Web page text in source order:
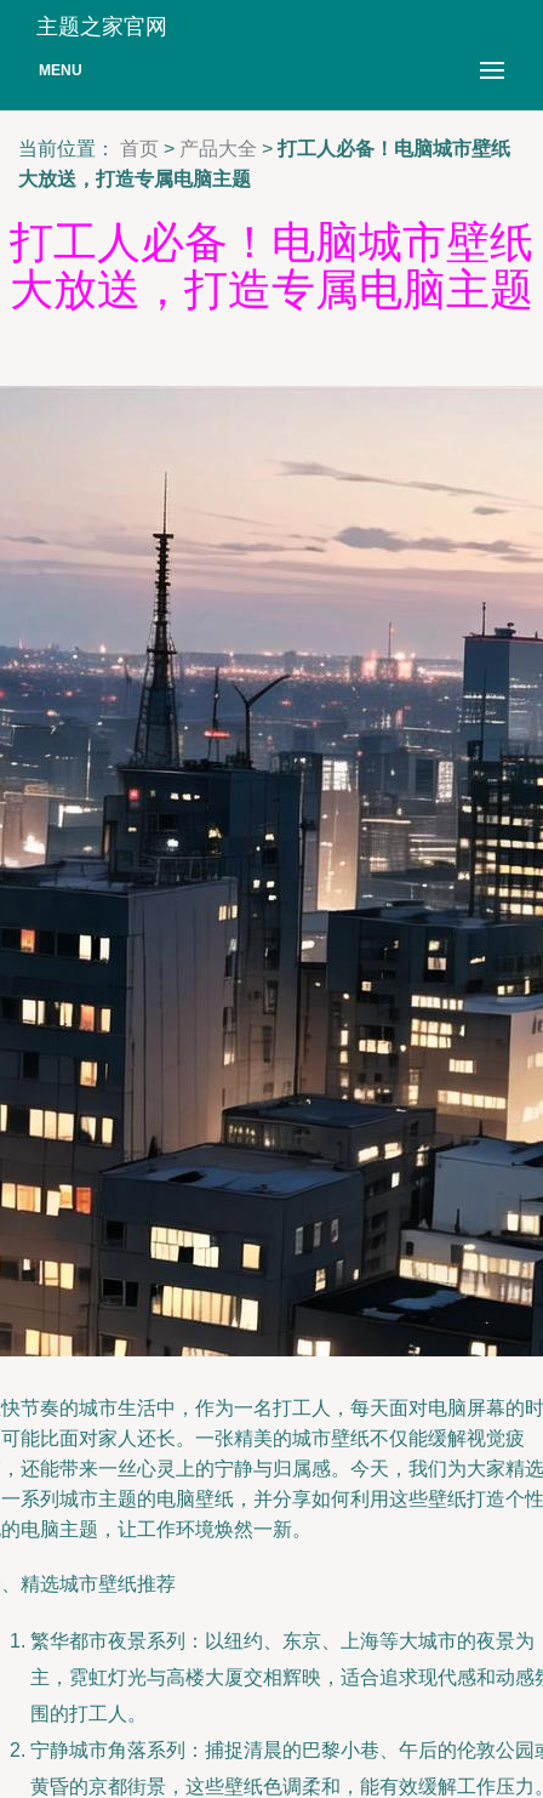
主题之家官网
MENU
当前位置： 首页 > 产品大全 > 打工人必备！电脑城市壁纸
大放送，打造专属电脑主题
打工人必备！电脑城市壁纸
大放送，打造专属电脑主题
节奏的城市生活中，作为一名打工人，每天面对电脑屏幕的时
能比面对家人还长。一张精美的城市壁纸不仅能缓解视觉疲
还能带来一丝心灵上的宁静与归属感。今天，我们为大家精选
系列城市主题的电脑壁纸，并分享如何利用这些壁纸打造个性
电脑主题，让工作环境焕然一新。
精选城市壁纸推荐
繁华都市夜景系列：以纽约、东京、上海等大城市的夜景为
主，霓虹灯光与高楼大厦交相辉映，适合追求现代感和动感
围的打工人。
宁静城市角落系列：捕捉清晨的巴黎小巷、午后的伦敦公园
黄昏的京都街景，这些壁纸色调柔和，能有效缓解工作压力